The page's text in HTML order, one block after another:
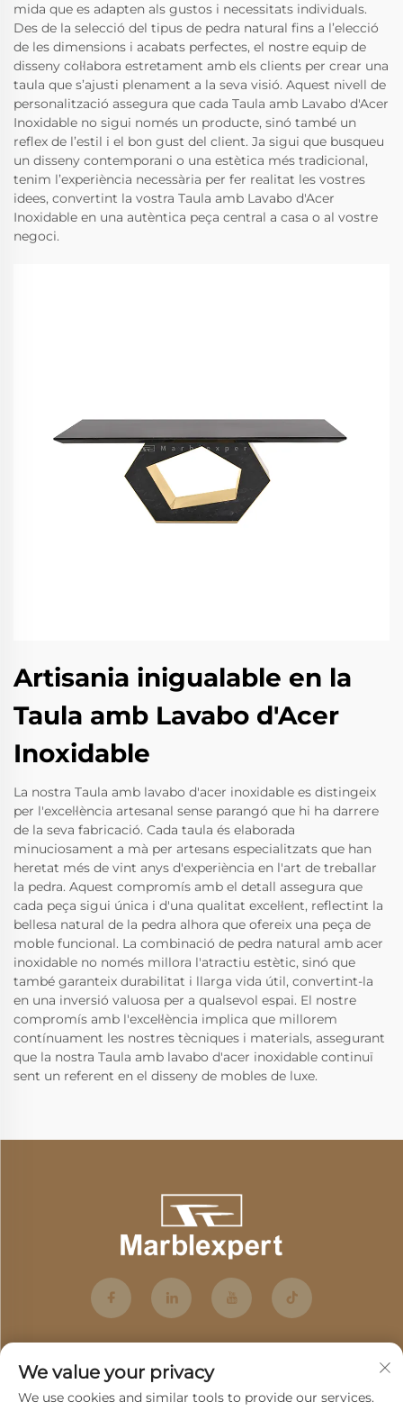
mida que es adapten als gustos i necessitats individuals.
Des de la selecció del tipus de pedra natural fins a l’elecció
de les dimensions i acabats perfectes, el nostre equip de
disseny col·labora estretament amb els clients per crear una
taula que s’ajusti plenament a la seva visió. Aquest nivell de
personalització assegura que cada Taula amb Lavabo d'Acer
Inoxidable no sigui només un producte, sinó també un
reflex de l’estil i el bon gust del client. Ja sigui que busqueu
un disseny contemporani o una estètica més tradicional,
tenim l’experiència necessària per fer realitat les vostres
idees, convertint la vostra Taula amb Lavabo d'Acer
Inoxidable en una autèntica peça central a casa o al vostre
negoci.
Artisania inigualable en la
Taula amb Lavabo d'Acer
Inoxidable
La nostra Taula amb lavabo d'acer inoxidable es distingeix
per l'excel·lència artesanal sense parangó que hi ha darrere
de la seva fabricació. Cada taula és elaborada
minuciosament a mà per artesans especialitzats que han
heretat més de vint anys d'experiència en l'art de treballar
la pedra. Aquest compromís amb el detall assegura que
cada peça sigui única i d'una qualitat excel·lent, reflectint la
bellesa natural de la pedra alhora que ofereix una peça de
moble funcional. La combinació de pedra natural amb acer
inoxidable no només millora l'atractiu estètic, sinó que
també garanteix durabilitat i llarga vida útil, convertint-la
en una inversió valuosa per a qualsevol espai. El nostre
compromís amb l'excel·lència implica que millorem
contínuament les nostres tècniques i materials, assegurant
que la nostra Taula amb lavabo d'acer inoxidable continuï
sent un referent en el disseny de mobles de luxe.
We value your privacy
We use cookies and similar tools to provide our services.